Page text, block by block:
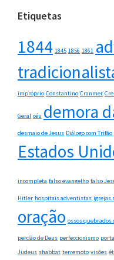
Etiquetas
1844 1845 1856 1861
impróprio Constantino Cranmer
Geral céu demora
desmaio de Jesus Diálogo com Trifão
Estados
incompleta falso evangelho falso
Hitler hospitais adventistas igrejas
oração ossos quebrados
perdão de Deus perfeccionismo
Judeus shabbat terremoto visões